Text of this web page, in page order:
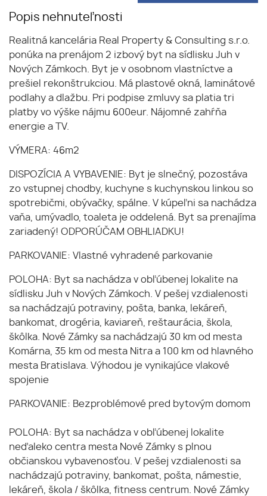
Popis nehnuteľnosti
Realitná kancelária Real Property & Consulting s.r.o.
ponúka na prenájom 2 izbový byt na sídlisku Juh v
Nových Zámkoch. Byt je v osobnom vlastníctve a
prešiel rekonštrukciou. Má plastové okná, laminátové
podlahy a dlažbu. Pri podpise zmluvy sa platia tri
platby vo výške nájmu 600eur. Nájomné zahŕňa
energie a TV.
VÝMERA: 46m2
DISPOZÍCIA A VYBAVENIE: Byt je slnečný, pozostáva
zo vstupnej chodby, kuchyne s kuchynskou linkou so
spotrebičmi, obývačky, spálne. V kúpeľni sa nachádza
vaňa, umývadlo, toaleta je oddelená. Byt sa prenajíma
zariadený! ODPORÚČAM OBHLIADKU!
PARKOVANIE: Vlastné vyhradené parkovanie
POLOHA: Byt sa nachádza v obľúbenej lokalite na
sídlisku Juh v Nových Zámkoch. V pešej vzdialenosti
sa nachádzajú potraviny, pošta, banka, lekáreň,
bankomat, drogéria, kaviareň, reštaurácia, škola,
škôlka. Nové Zámky sa nachádzajú 30 km od mesta
Komárna, 35 km od mesta Nitra a 100 km od hlavného
mesta Bratislava. Výhodou je vynikajúce vlakové
spojenie
PARKOVANIE: Bezproblémové pred bytovým domom
POLOHA: Byt sa nachádza v obľúbenej lokalite
neďaleko centra mesta Nové Zámky s plnou
občianskou vybavenosťou. V pešej vzdialenosti sa
nachádzajú potraviny, bankomat, pošta, námestie,
lekáreň, škola / škôlka, fitness centrum. Nové Zámky